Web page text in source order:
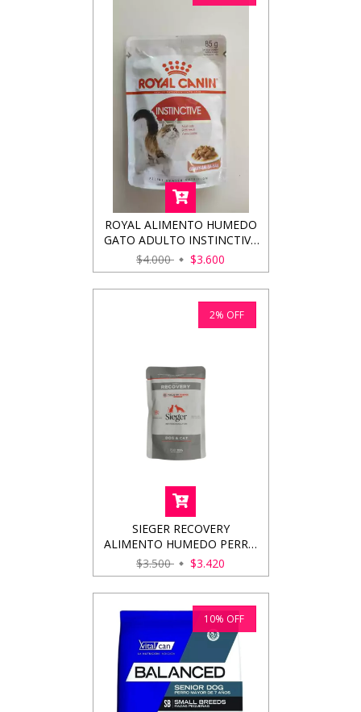
ROYAL ALIMENTO HUMEDO
GATO ADULTO INSTINCTIVE
85GRS
$4.000 $3.600
2% OFF
SIEGER RECOVERY
ALIMENTO HUMEDO PERRO
- GATO 100GRS
$3.500 $3.420
10% OFF